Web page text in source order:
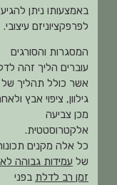
באמצעותו ניתן להגיע
לפרפקציוניזם עיצובי.
המסגרות והסורגים
עוברים הליך זהה לדלת,
אשר כולל תהליך של
גילוון, ציפוי אבץ ולאחר
מכן צביעה
אלקטרוסטטית.
כל אלה מקנים תכונות
עמידות גבוהה לאורך
זמן רב לדלתבפני